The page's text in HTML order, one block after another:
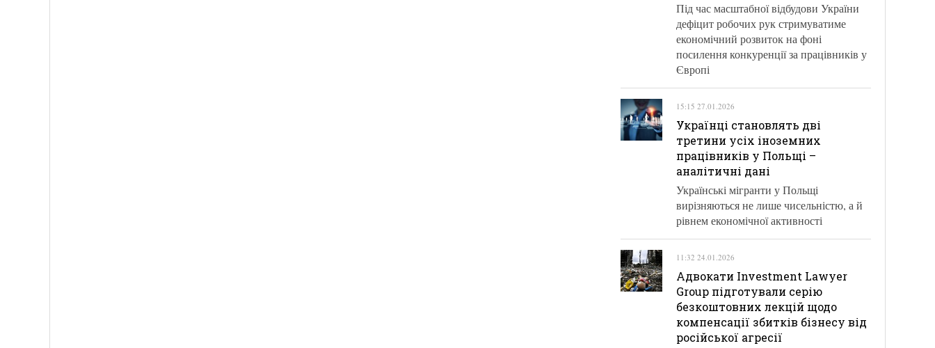
Під час масштабної відбудови України
дефіцит робочих рук стримуватиме
економічний розвиток на фоні
посилення конкуренції за працівників у
Європі
15:15 27.01.2026
Українці становлять дві
третини усіх іноземних
працівників у Польщі –
аналітичні дані
Українські мігранти у Польщі
вирізняються не лише чисельністю, а й
рівнем економічної активності
11:32 24.01.2026
Адвокати Investment Lawyer
Group підготували серію
безкоштовних лекцій щодо
компенсації збитків бізнесу від
російської агресії